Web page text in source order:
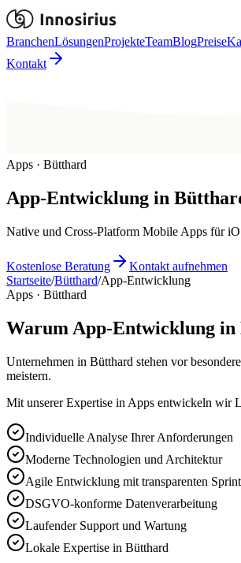
BranchenLösungenProjekteTeamBlogPreise
Kontakt
Apps · Bütthard
App-Entwicklung in
Native und Cross-Platform Mobile Apps für
Kostenlose Beratung
Kontakt aufnehmen
Startseite/Bütthard/App-Entwicklung
Apps · Bütthard
Warum App-Entwicklung in
Unternehmen in Bütthard stehen vor
meistern.
Mit unserer Expertise in Apps entwickeln wir
Individuelle Analyse Ihrer Anforderungen
Moderne Technologien und Architektur
Agile Entwicklung mit transparenten
DSGVO-konforme Datenverarbeitung
Laufender Support und Wartung
Lokale Expertise in Bütthard